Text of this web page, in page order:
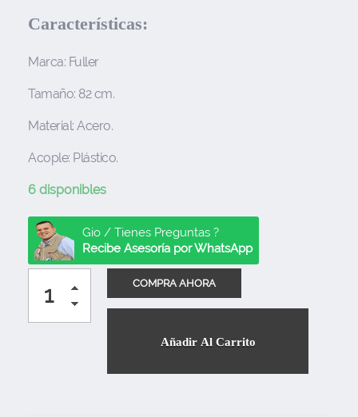
Características:
Marca: Fuller
Tamaño: 82 cm.
Material: Acero.
Acople: Plástico.
6 disponibles
Gio / Tienes Preguntas ?
Recibe Asesoría por WhatsApp
Añadir Al Carrito